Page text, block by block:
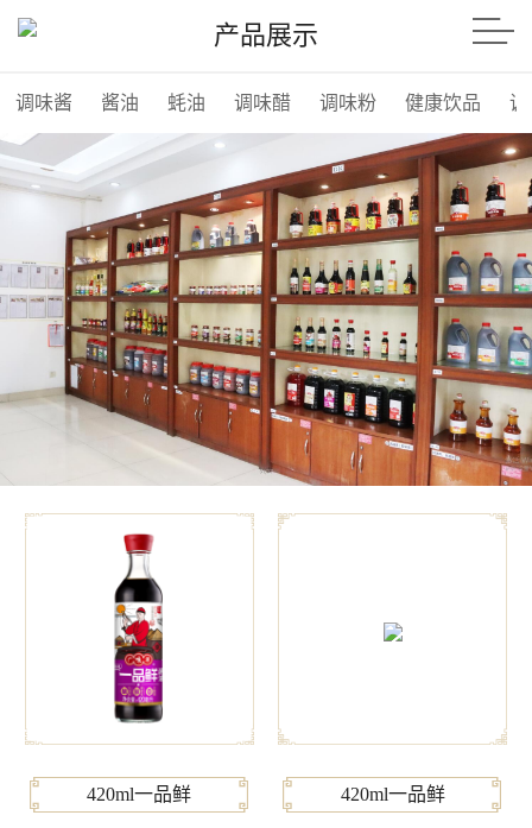
产品展示
调味酱 酱油 蚝油 调味醋 调味粉 健康饮品
420ml一品鲜 420ml一品鲜